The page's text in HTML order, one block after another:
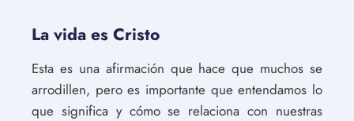
La vida es Cristo
Esta es una afirmación que hace que muchos se
arrodillen, pero es importante que entendamos lo
que significa y cómo se relaciona con nuestras